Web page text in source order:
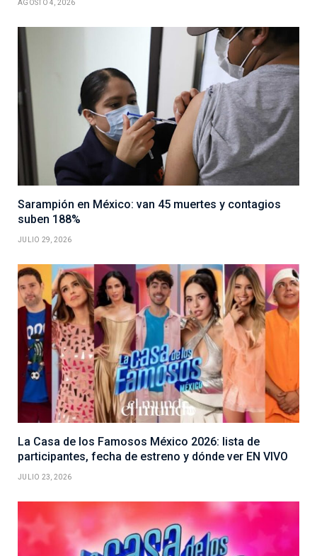
AGOSTO 4, 2026
Sarampión en México: van 45 muertes y contagios
suben 188%
JULIO 29, 2026
La Casa de los Famosos México 2026: lista de
participantes, fecha de estreno y dónde ver EN VIVO
JULIO 23, 2026